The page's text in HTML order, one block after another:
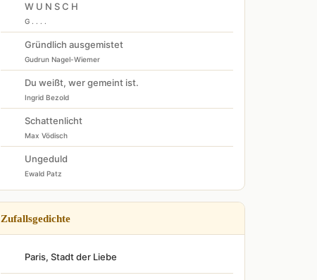
W U N S C H
G . . . .
Gründlich ausgemistet
Gudrun Nagel-Wiemer
Du weißt, wer gemeint ist.
Ingrid Bezold
Schattenlicht
Max Vödisch
Ungeduld
Ewald Patz
Zufallsgedichte
Paris, Stadt der Liebe